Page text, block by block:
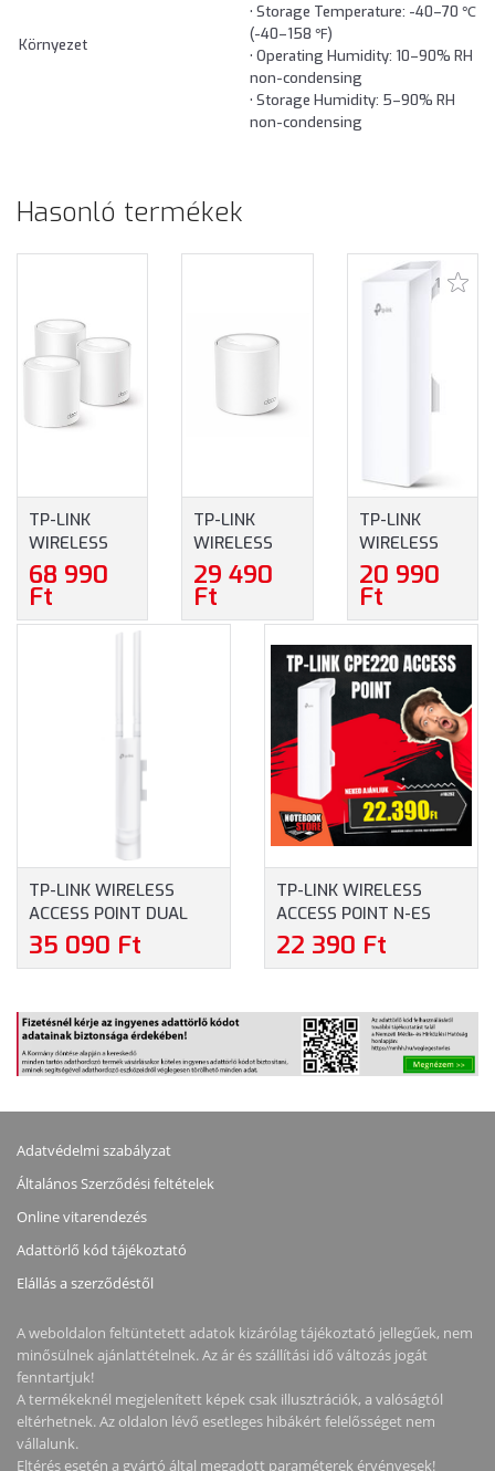
Környezet
• Storage Temperature: -40–70 ℃
(-40–158 ℉)
• Operating Humidity: 10–90% RH
non-condensing
• Storage Humidity: 5–90% RH
non-condensing
Hasonló termékek
TP-LINK
WIRELESS
MESH
NETWORKING
SYSTEM
68 990
Ft
TP-LINK
WIRELESS
MESH
NETWORKING
SYSTEM
DECO X10 (1-
29 490
Ft
1
TP-LINK
WIRELESS
ACCESS
POINT 5GHZ
300MBPS
(CPE510)
20 990
Ft
TP-LINK WIRELESS
ACCESS POINT DUAL
BAND AC1200 KÜLTÉRI
(EAP225-OUTDOOR)
35 090 Ft
TP-LINK WIRELESS
ACCESS POINT N-ES
300MBPS KÜLTÉRI
(CPE220)
22 390 Ft
Adatvédelmi szabályzat
Általános Szerződési feltételek
Online vitarendezés
Adattörlő kód tájékoztató
Elállás a szerződéstől
A weboldalon feltüntetett adatok kizárólag tájékoztató jellegűek, nem
minősülnek ajánlattételnek. Az ár és szállítási idő változás jogát
fenntartjuk!
A termékeknél megjelenített képek csak illusztrációk, a valóságtól
eltérhetnek. Az oldalon lévő esetleges hibákért felelősséget nem
vállalunk.
Eltérés esetén a gyártó által megadott paraméterek érvényesek!